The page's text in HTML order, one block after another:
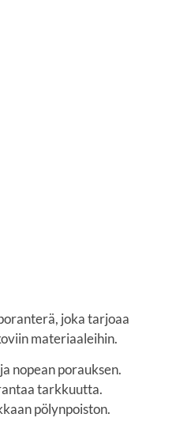
joka tarjoaa
materiaaleihin.
nopean porauksen.
tarkkuutta.
pölynpoiston.